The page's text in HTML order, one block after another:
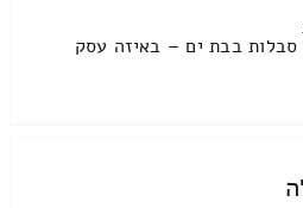
סבלות בבת ים – באיזה עסק